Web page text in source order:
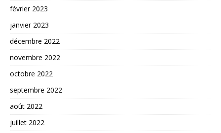
février 2023
janvier 2023
décembre 2022
novembre 2022
octobre 2022
septembre 2022
août 2022
juillet 2022